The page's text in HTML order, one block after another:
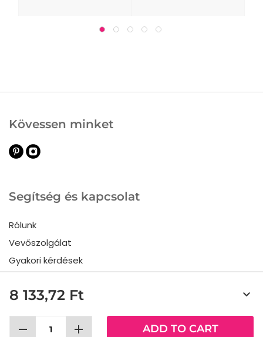
8 133,72 Ft keyboard_arrow_down
remove add ADD TO CART
Segítség és kapcsolat
Rólunk
Vevőszolgálat
Gyakori kérdések
Általános Szerződési Feltételek
Kövessen minket
Allabeslag Sverige AB © 2025